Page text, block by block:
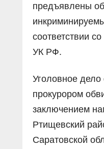
предъявлены
соответствии
УК РФ.
Уголовное
прокурором
заключением
Ртищевский
Саратовской